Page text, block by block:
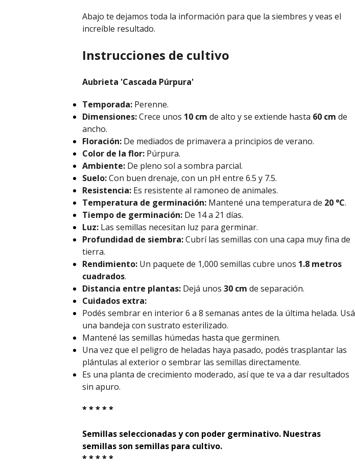
Abajo te dejamos toda la información para que la siembres y veas el
increíble resultado.
Instrucciones de cultivo
Aubrieta 'Cascada Púrpura'
Temporada: Perenne.
Dimensiones:Crece unos 10 cm de alto y se extiende hasta 60 cm de
ancho.
Floración: De mediados de primavera a principios de verano.
Color de la flor: Púrpura.
Ambiente: De pleno sol a sombra parcial.
Suelo:Con buen drenaje, con un pH entre 6.5 y 7.5.
Resistencia: Es resistente al ramoneo de animales.
Temperatura de germinación: Mantené una temperatura de 20 °C.
Tiempo de germinación: De 14 a 21 días.
Luz: Las semillas necesitan luz para germinar.
Profundidad de siembra:Cubrí las semillas con una capa muy fina de
tierra.
Rendimiento: Un paquete de 1,000 semillas cubre unos 1.8 metros
cuadrados.
Distancia entre plantas: Dejá unos30 cm de separación.
Cuidados extra:
Podés sembrar en interior 6 a 8 semanas antes de la última helada. Usá
una bandeja con sustrato esterilizado.
Mantené las semillas húmedas hasta que germinen.
Una vez que el peligro de heladas haya pasado, podés trasplantar las
plántulas al exterior o sembrar las semillas directamente.
Es una planta de crecimiento moderado, así que te va a dar resultados
sin apuro.
* * * * *
Semillas seleccionadas y con poder germinativo. Nuestras
semillas son semillas para cultivo.
* * * * *